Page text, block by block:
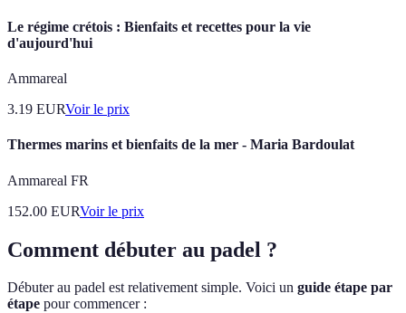
Le régime crétois : Bienfaits et recettes pour la vie
d'aujourd'hui
Ammareal
3.19 EURVoir le prix
Thermes marins et bienfaits de la mer - Maria Bardoulat
Ammareal FR
152.00 EURVoir le prix
Comment débuter au padel ?
Débuter au padel est relativement simple. Voici un guide étape par
étape pour commencer :